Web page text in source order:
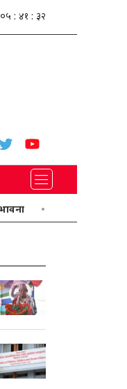
०५ : ४१ : ३३
मनसुनको प्रभाव कायम,